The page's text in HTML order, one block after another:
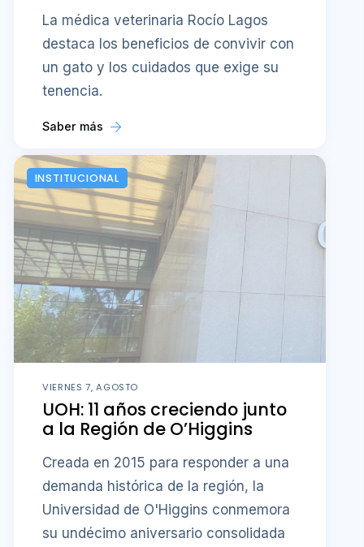
La médica veterinaria Rocío Lagos
destaca los beneficios de convivir con
un gato y los cuidados que exige su
tenencia.
Saber más
INSTITUCIONAL
VIERNES 7, AGOSTO
UOH: 11 años creciendo junto
a la Región de O’Higgins
Creada en 2015 para responder a una
demanda histórica de la región, la
Universidad de O'Higgins conmemora
su undécimo aniversario consolidada